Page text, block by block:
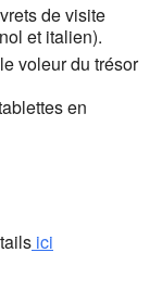
de visite
et italien).
voleur du trésor
en
ici